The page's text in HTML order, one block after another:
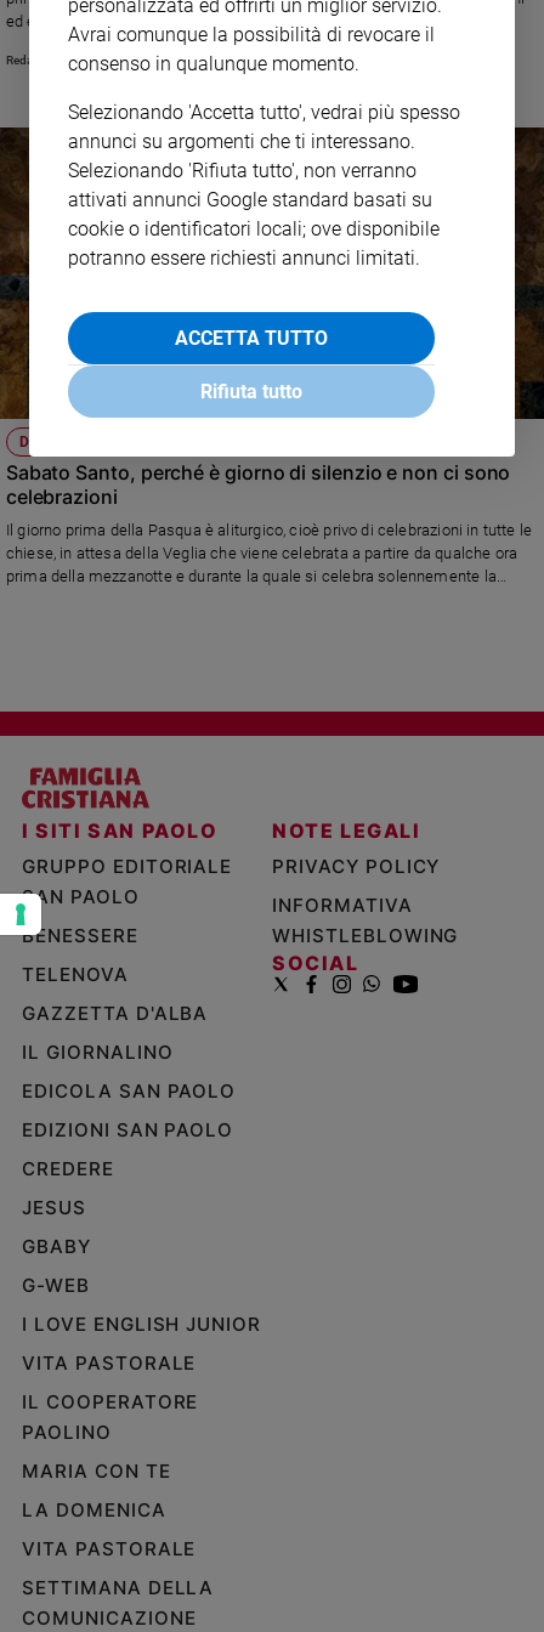
Sanremo
2026
streaming
Musica
Arte
Famiglia
educazione
Genitori
e
figli
Nonni
Coppia
Scuola
Riflessioni
Foto
Podcast
Chi
siamo
Contatti
Registrati
ed era una caratteristica dell’ospitalità nel mondo antico. Oggi la
Quaresima si conclude e inizia il Triduo pasquale. Al mattino, nella Messa
del Crisma vengono benedetti gli oli sacri, al pomeriggio la Messa “in Coena
dell’Eucaristia e l’inizio della Passione
Redazione Chiesa FC
DEVOZIONE E FEDE
Sabato Santo, perché è giorno di silenzio e non ci sono
celebrazioni
Il giorno prima della Pasqua è aliturgico, cioè privo di celebrazioni in tutte le
chiese, in attesa della Veglia che viene celebrata a partire da qualche ora
prima della mezzanotte e durante la quale si celebra solennemente la
I SITI SAN PAOLO
GRUPPO EDITORIALE
SAN PAOLO
BENESSERE
TELENOVA
GAZZETTA D'ALBA
IL GIORNALINO
EDICOLA SAN PAOLO
EDIZIONI SAN PAOLO
CREDERE
JESUS
GBABY
G-WEB
I LOVE ENGLISH JUNIOR
VITA PASTORALE
IL COOPERATORE
PAOLINO
MARIA CON TE
LA DOMENICA
VITA PASTORALE
SETTIMANA DELLA
COMUNICAZIONE
NOTE LEGALI
PRIVACY POLICY
INFORMATIVA
WHISTLEBLOWING
SOCIAL
personalizzata ed offrirti un miglior servizio.
Avrai comunque la possibilità di revocare il
consenso in qualunque momento.
Selezionando 'Accetta tutto', vedrai più spesso
annunci su argomenti che ti interessano.
Selezionando 'Rifiuta tutto', non verranno
attivati annunci Google standard basati su
cookie o identificatori locali; ove disponibile
potranno essere richiesti annunci limitati.
ACCETTA TUTTO
Rifiuta tutto